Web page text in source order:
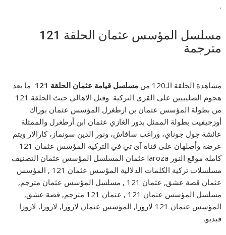
.
مترجمة
مشاهدة الحلقة الـ120 من مسلسل قيامة عثمان الحلقة 121
ما بعد
هجوم الصليبيين على القرى التركية وقتل الاهالي حيث الحلقة 121
من بطولة المؤسس عثمان بن ارطغرل المؤسس عثمان بوراك
أوزجيفيت بطولة الممثل بدور الغازي عثمان ابن أرطغرل والممثلة
عائشة جول جوناي، وراغب سافاش، ونور الدين سونماز، كارالار ويتم
عرضه وأصلهان على قناة آى تي في التركية المؤسس عثمان 121
كاملة موقع النور laroza عثمان المسلسل المؤسس عثمان التصنيف
مسلسلات تركية الكلمات الدلالية المؤسس عثمان 121 , المؤسس
عثمان قصة عشق, عثمان 121 , مسلسل المؤسس عثمان مترجم,
مسلسل المؤسس عثمان 121 , عثمان 121 مترجم, قصة عشق,
المؤسس عثمان 121 لاروزا, المؤسس عثمان لاروزا, لاروزا, لاروزا
فيديو.